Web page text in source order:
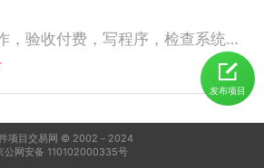
网站更新，当天工作，验收付费，写程序，检查系统，更新资料库，按发现问题及时处理，写新的广州话A l软件
5
发布项目
项目交易网 © 2002－2024
公网安备 110102000335号